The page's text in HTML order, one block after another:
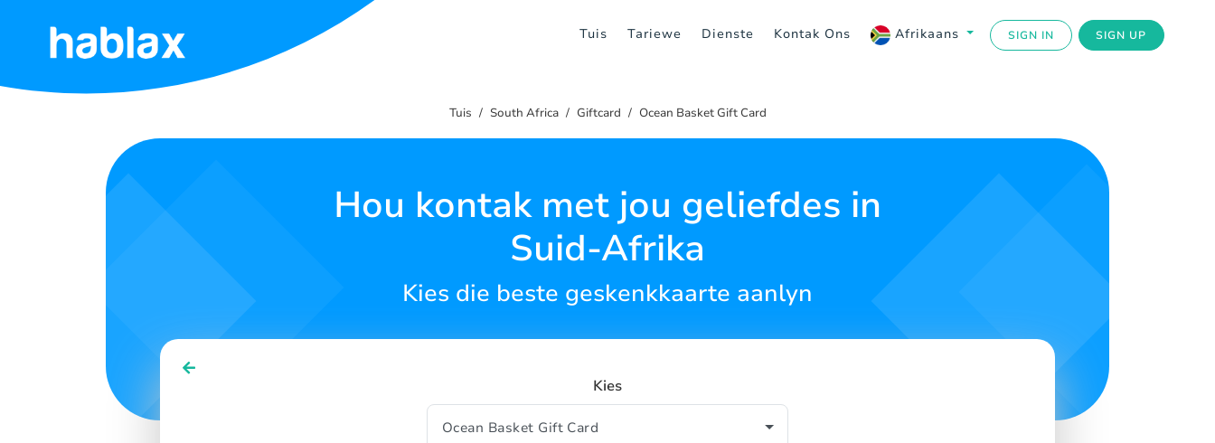
Tuis Tariewe Dienste Kontak Ons Afrikaans SIGN IN SIGN UP
Tuis
Tuis South Africa Giftcard Ocean Basket Gift Card
Hou kontak met jou geliefdes in
Suid-Afrika
Kies die beste geskenkkaarte aanlyn
Kies